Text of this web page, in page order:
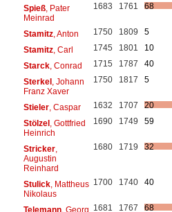
Spieß, Pater
Meinrad
1683 1761 68
Stamitz, Anton 1750 1809
5
Stamitz, Carl 1745 1801
10
Starck, Conrad 1715 1787
40
Sterkel, Johann
Franz Xaver
1750 1817 5
Stieler, Caspar 1632 1707
20
Stölzel, Gottfried
Heinrich
1690 1749 59
Stricker,
Augustin
Reinhard
1680 1719 32
Stulick, Mattheus
Nikolaus
1700 1740 40
Telemann, Georg 1681 1767 68